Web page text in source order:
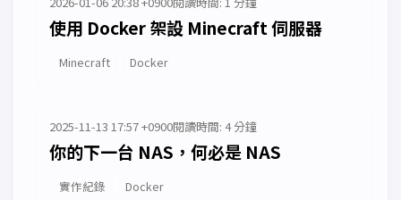
使用 Docker 架設 Minecraft 伺服器
Minecraft Docker
2025-11-13 17:57 +0900閱讀時間: 4 分鐘
你的下一台 NAS，何必是 NAS
實作紀錄 Docker